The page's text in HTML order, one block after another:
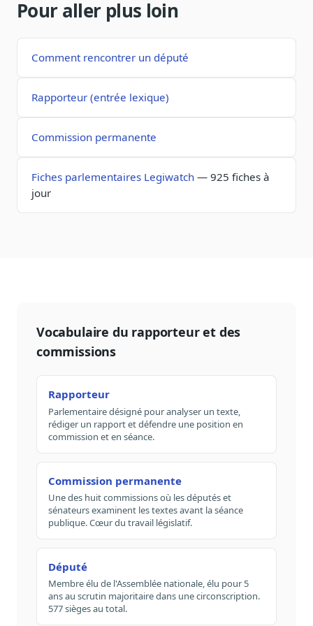
Sécurité
Presse
Pour aller plus loin
Comment rencontrer un député
Rapporteur (entrée lexique)
Commission permanente
Fiches parlementaires Legiwatch — 925 fiches à
jour
Vocabulaire du rapporteur et des
commissions
Rapporteur
Parlementaire désigné pour analyser un texte,
rédiger un rapport et défendre une position en
commission et en séance.
Commission permanente
Une des huit commissions où les députés et
sénateurs examinent les textes avant la séance
publique. Cœur du travail législatif.
Député
Membre élu de l'Assemblée nationale, élu pour 5
ans au scrutin majoritaire dans une circonscription.
577 sièges au total.